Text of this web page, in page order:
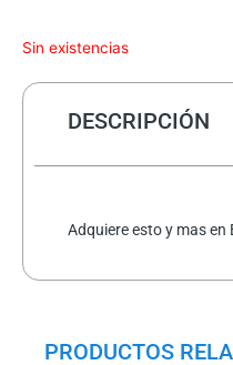
Sin existencias
DESCRIPCIÓN
Adquiere esto y mas en
PRODUCTOS